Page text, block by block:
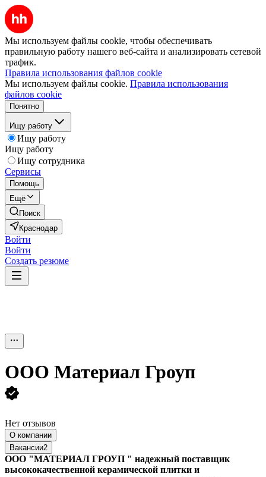
Мы используем файлы cookie, чтобы обеспечивать
правильную работу нашего веб-сайта и анализировать сетевой
трафик.
Правила использования файлов cookie
Мы используем файлы cookie. Правила использования
файлов cookie
Понятно
Ищу работу
Ищу работу
Ищу работу
Ищу сотрудника
Сервисы
Помощь
Ещё
Поиск
Краснодар
Войти
Войти
Создать резюме
ООО Материал Гроуп
Нет отзывов
О компании
Вакансии2
ООО "МАТЕРИАЛ ГРОУП " надежный поставщик
высококачественной керамической плитки и